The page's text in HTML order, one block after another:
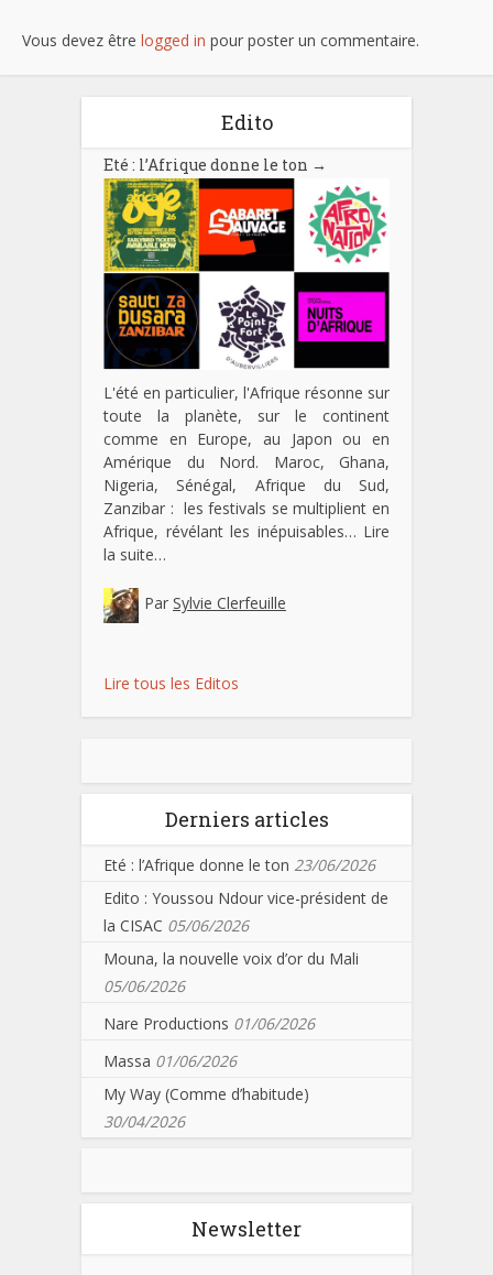
Vous devez être logged in pour poster un commentaire.
Edito
Eté : l’Afrique donne le ton →
L'été en particulier, l'Afrique résonne sur
toute la planète, sur le continent
comme en Europe, au Japon ou en
Amérique du Nord. Maroc, Ghana,
Nigeria, Sénégal, Afrique du Sud,
Zanzibar : les festivals se multiplient en
Afrique, révélant les inépuisables… Lire
la suite…
Par Sylvie Clerfeuille
Lire tous les Editos
Derniers articles
Eté : l’Afrique donne le ton 23/06/2026
Edito : Youssou Ndour vice-président de
la CISAC 05/06/2026
Mouna, la nouvelle voix d’or du Mali
05/06/2026
Nare Productions 01/06/2026
Massa 01/06/2026
My Way (Comme d’habitude)
30/04/2026
Newsletter